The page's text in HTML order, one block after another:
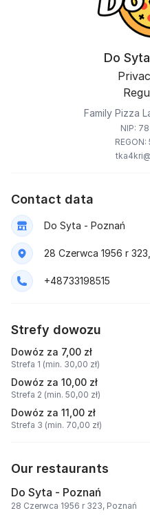
Do
Family Pizza
NIP:
Contact data
Do Syta - Poznań
28 Czerwca 1956 r
+48733198515
Strefy dowozu
Dowóz za 7,00 zł
Strefa 1 (min. 30,00 zł)
Dowóz za 10,00 zł
Strefa 2 (min. 50,00 zł)
Dowóz za 11,00 zł
Strefa 3 (min. 70,00 zł)
Our restaurants
Do Syta - Poznań
28 Czerwca 1956 r 323, Poznań